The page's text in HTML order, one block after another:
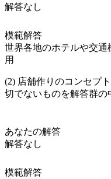
解答なし
模範解答
世界各地のホテルや交
用
(2) 店舗作りのコンセプ
切でないものを解答群の
あなたの解答
解答なし
模範解答